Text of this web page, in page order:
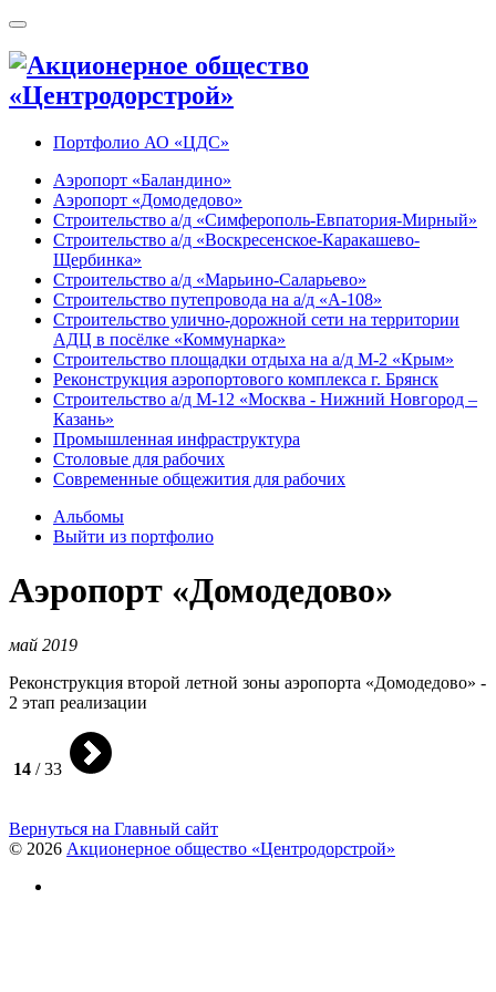
Портфолио АО «ЦДС»
Аэропорт «Баландино»
Аэропорт «Домодедово»
Строительство а/д «Симферополь-Евпатория-Мирный»
Строительство а/д «Воскресенское-Каракашево-
Щербинка»
Строительство а/д «Марьино-Саларьево»
Строительство путепровода на а/д «А-108»
Строительство улично-дорожной сети на территории
АДЦ в посёлке «Коммунарка»
Строительство площадки отдыха на а/д М-2 «Крым»
Реконструкция аэропортового комплекса г. Брянск
Строительство а/д М-12 «Москва - Нижний Новгород –
Казань»
Промышленная инфраструктура
Cтоловые для рабочих
Современные общежития для рабочих
Альбомы
Выйти из портфолио
Аэропорт «Домодедово»
май 2019
Реконструкция второй летной зоны аэропорта «Домодедово» -
2 этап реализации
14 / 33
Вернуться на Главный сайт
© 2026 Акционерное общество «Центродорстрой»